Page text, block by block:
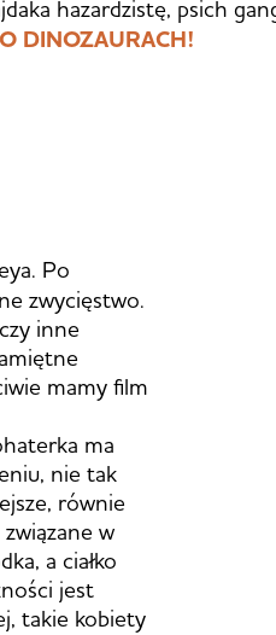
hazardzistę, psich
DINOZAURACH!
Po
zwycięstwo.
inne
mamy film
ma
nie tak
równie
w
a ciałko
jest
takie kobiety